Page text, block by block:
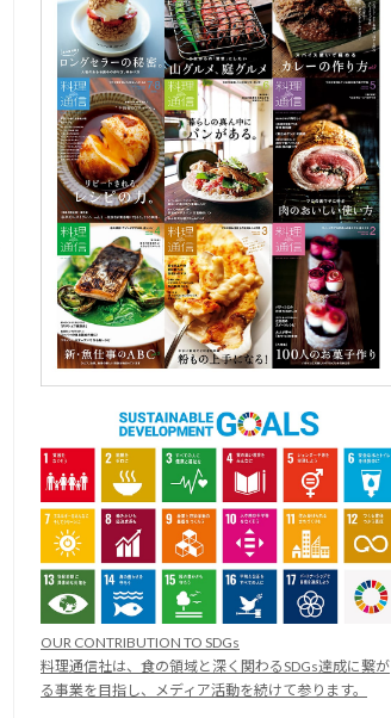
OUR CONTRIBUTION TO SDGs
料理通信社は、食の領域と深く関わるSDGs達成に繋が
る事業を目指し、メディア活動を続けて参ります。